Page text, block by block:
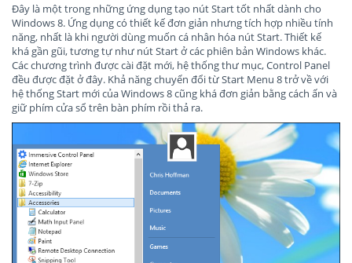
Đây là một trong những ứng dụng tạo nút Start tốt nhất dành cho
Windows 8. Ứng dụng có thiết kế đơn giản nhưng tích hợp nhiều tính
năng, nhất là khi người dùng muốn cá nhân hóa nút Start. Thiết kế
khá gần gũi, tương tự như nút Start ở các phiên bản Windows khác.
Các chương trình được cài đặt mới, hệ thống thư mục, Control Panel
đều được đặt ở đây. Khả năng chuyển đổi từ Start Menu 8 trở về với
hệ thống Start mới của Windows 8 cũng khá đơn giản bằng cách ấn và
giữ phím cửa sổ trên bàn phím rồi thả ra.